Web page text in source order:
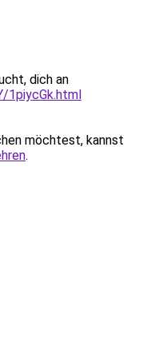
dich an
1piycGk.html
möchtest, kannst
.